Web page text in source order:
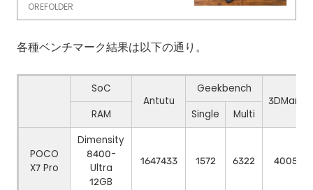
OREFOLDER
各種ベンチマーク結果は以下の通り。
SoC
Antutu
Geekbench
3DMark
RAM
Single Multi
POCO
X7 Pro
Dimensity
8400-
Ultra
12GB
1647433 1572 6322 4005